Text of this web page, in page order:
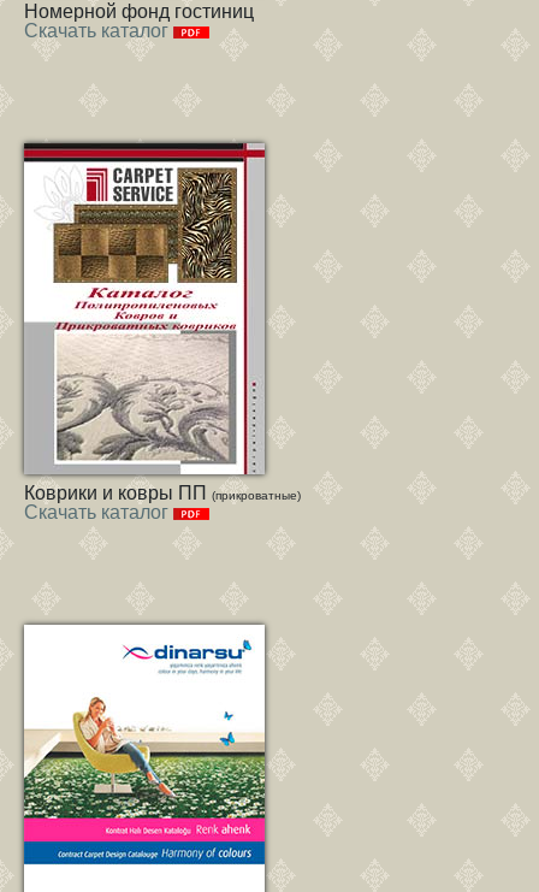
Номерной фонд гостиниц
Скачать каталог
Коврики и ковры ПП (прикроватные)
Скачать каталог